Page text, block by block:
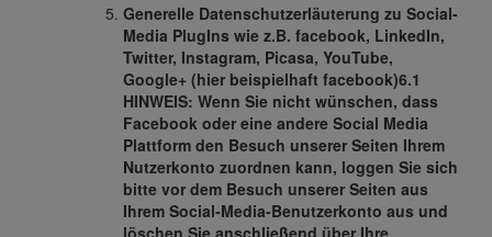
Generelle Datenschutzerläuterung zu Social-
Media PlugIns wie z.B. facebook, LinkedIn,
Twitter, Instagram, Picasa, YouTube,
Google+ (hier beispielhaft facebook)6.1
HINWEIS: Wenn Sie nicht wünschen, dass
Facebook oder eine andere Social Media
Plattform den Besuch unserer Seiten Ihrem
Nutzerkonto zuordnen kann, loggen Sie sich
bitte vor dem Besuch unserer Seiten aus
Ihrem Social-Media-Benutzerkonto aus und
löschen Sie anschließend über Ihre